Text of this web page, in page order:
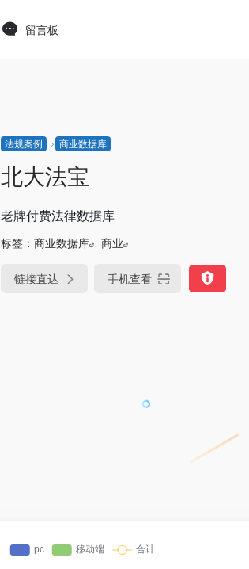
留言板
法规案例 商业数据库
北大法宝
老牌付费法律数据库
标签： 商业数据库 商业
链接直达 手机查看